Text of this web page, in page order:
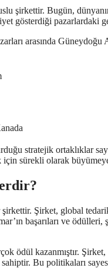
şirkettir. Bugün,
gösterdiği pazarlardaki
arasında
stratejik ortaklıklar
sürekli olarak
Şirket, global
başarıları ve
ödül kazanmıştır.
Bu politikaları